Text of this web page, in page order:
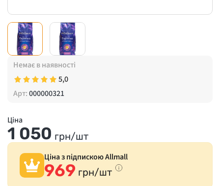
Немає в наявності
5,0
Арт:000000321
Ціна
1 050 грн/шт
Ціна з підпискою Allmall
969 грн/шт